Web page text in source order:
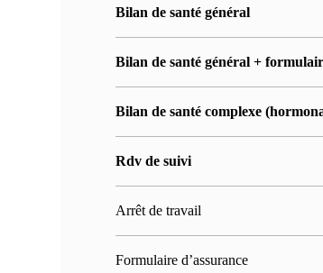
Bilan de santé général
Bilan de santé général +
Bilan de santé complexe
Rdv de suivi
Arrêt de travail
Formulaire d’assurance